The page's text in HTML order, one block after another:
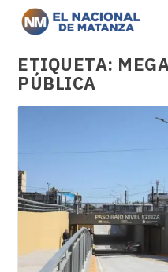
ETIQUETA:
PÚBLICA